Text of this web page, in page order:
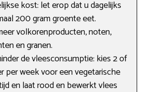
kost: let erop dat u dagelijks
200 gram groente eet.
volkorenproducten, noten,
en granen.
de vleesconsumptie: kies 2 of
per week voor een vegetarische
en laat rood en bewerkt vlees